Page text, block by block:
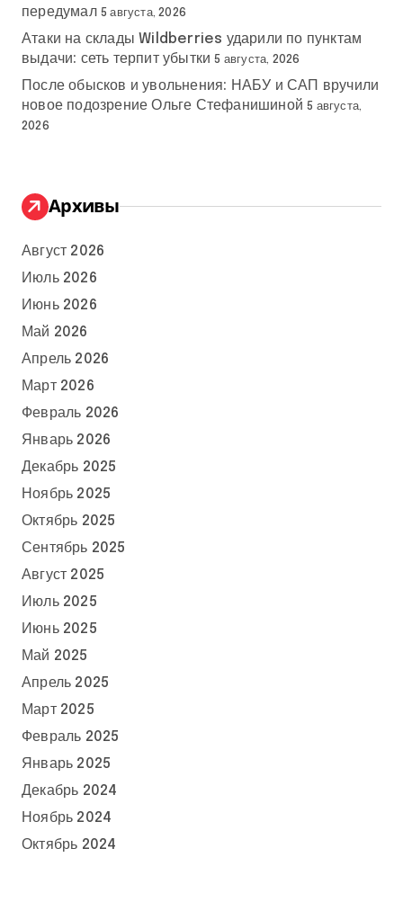
передумал 5 августа, 2026
Атаки на склады Wildberries ударили по пунктам
выдачи: сеть терпит убытки 5 августа, 2026
После обысков и увольнения: НАБУ и САП вручили
новое подозрение Ольге Стефанишиной 5 августа,
2026
Архивы
Август 2026
Июль 2026
Июнь 2026
Май 2026
Апрель 2026
Март 2026
Февраль 2026
Январь 2026
Декабрь 2025
Ноябрь 2025
Октябрь 2025
Сентябрь 2025
Август 2025
Июль 2025
Июнь 2025
Май 2025
Апрель 2025
Март 2025
Февраль 2025
Январь 2025
Декабрь 2024
Ноябрь 2024
Октябрь 2024